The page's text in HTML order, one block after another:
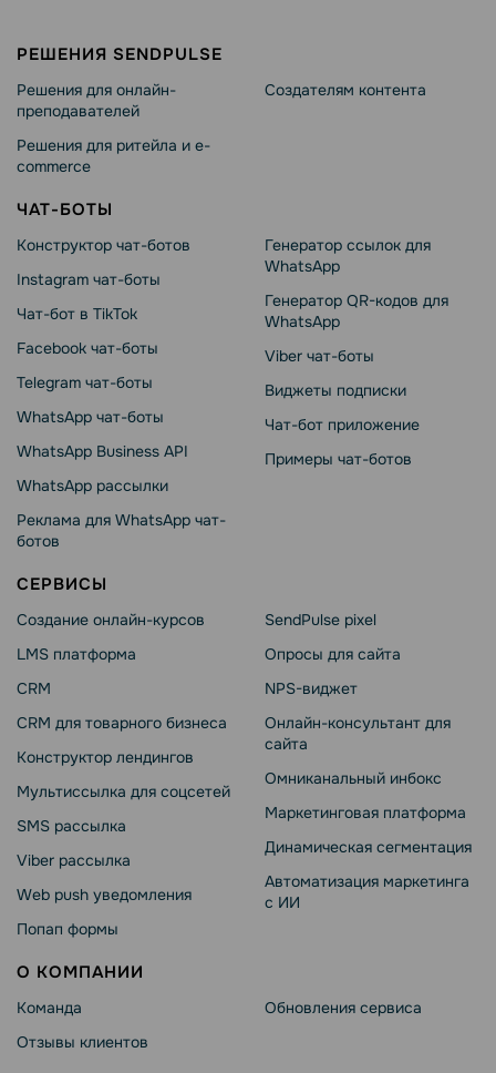
РЕШЕНИЯ SENDPULSE
Решения для онлайн-
преподавателей
Решения для ритейла и e-
commerce
Создателям контента
ЧАТ-БОТЫ
Конструктор чат-ботов
Instagram чат-боты
Чат-бот в TikTok
Facebook чат-боты
Telegram чат-боты
WhatsApp чат-боты
WhatsApp Business API
WhatsApp рассылки
Реклама для WhatsApp чат-
ботов
Генератор ссылок для
WhatsApp
Генератор QR-кодов для
WhatsApp
Viber чат-боты
Виджеты подписки
Чат-бот приложение
Примеры чат-ботов
СЕРВИСЫ
Создание онлайн-курсов
LMS платформа
CRM
CRM для товарного бизнеса
Конструктор лендингов
Мультиссылка для соцсетей
SMS рассылка
Viber рассылка
Web push уведомления
Попап формы
SendPulse pixel
Опросы для сайта
NPS-виджет
Онлайн-консультант для
сайта
Омниканальный инбокс
Маркетинговая платформа
Динамическая сегментация
Автоматизация маркетинга
с ИИ
О КОМПАНИИ
Команда
Отзывы клиентов
Обновления сервиса